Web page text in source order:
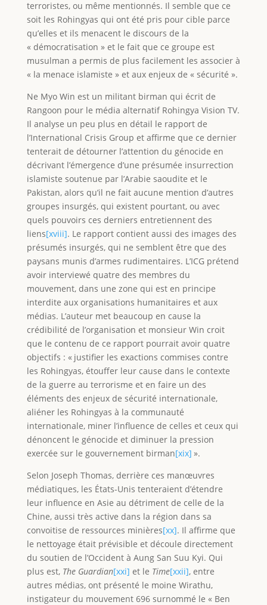
terroristes, ou même mentionnés. Il semble que ce
soit les Rohingyas qui ont été pris pour cible parce
qu’elles et ils menacent le discours de la
« démocratisation » et le fait que ce groupe est
musulman a permis de plus facilement les associer à
« la menace islamiste » et aux enjeux de « sécurité ».
Ne Myo Win est un militant birman qui écrit de
Rangoon pour le média alternatif Rohingya Vision TV.
Il analyse un peu plus en détail le rapport de
l’International Crisis Group et affirme que ce dernier
tenterait de détourner l’attention du génocide en
décrivant l’émergence d’une présumée insurrection
islamiste soutenue par l’Arabie saoudite et le
Pakistan, alors qu’il ne fait aucune mention d’autres
groupes insurgés, qui existent pourtant, ou avec
quels pouvoirs ces derniers entretiennent des
liens[xviii]. Le rapport contient aussi des images des
présumés insurgés, qui ne semblent être que des
paysans munis d’armes rudimentaires. L’ICG prétend
avoir interviewé quatre des membres du
mouvement, dans une zone qui est en principe
interdite aux organisations humanitaires et aux
médias. L’auteur met beaucoup en cause la
crédibilité de l’organisation et monsieur Win croit
que le contenu de ce rapport pourrait avoir quatre
objectifs : « justifier les exactions commises contre
les Rohingyas, étouffer leur cause dans le contexte
de la guerre au terrorisme et en faire un des
éléments des enjeux de sécurité internationale,
aliéner les Rohingyas à la communauté
internationale, miner l’influence de celles et ceux qui
dénoncent le génocide et diminuer la pression
exercée sur le gouvernement birman[xix] ».
Selon Joseph Thomas, derrière ces manœuvres
médiatiques, les États-Unis tenteraient d’étendre
leur influence en Asie au détriment de celle de la
Chine, aussi très active dans la région dans sa
convoitise de ressources minières[xx]. Il affirme que
le nettoyage était prévisible et découle directement
du soutien de l’Occident à Aung San Suu Kyi. Qui
plus est, The Guardian[xxi] et le Time[xxii], entre
autres médias, ont présenté le moine Wirathu,
instigateur du mouvement 696 surnommé le « Ben